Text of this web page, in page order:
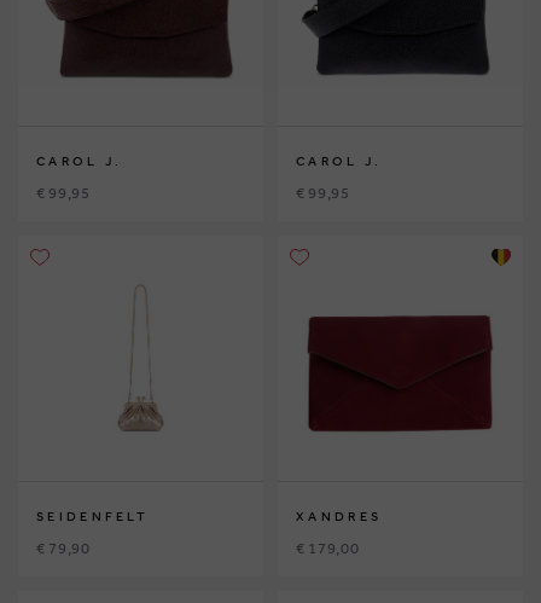
CAROL J.
€ 99,95
CAROL J.
€ 99,95
SEIDENFELT
€ 79,90
XANDRES
€ 179,00